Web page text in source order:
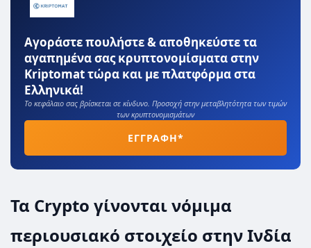
Αγοράστε πουλήστε & αποθηκεύστε τα
αγαπημένα σας κρυπτονομίσματα στην
Kriptomat τώρα και με πλατφόρμα στα
Ελληνικά!
Το κεφάλαιο σας βρίσκεται σε κίνδυνο. Προσοχή στην μεταβλητότητα των τιμών
των κρυπτονομισμάτων
ΕΓΓΡΑΦΗ*
Τα Crypto γίνονται νόμιμα
περιουσιακό στοιχείο στην Ινδία